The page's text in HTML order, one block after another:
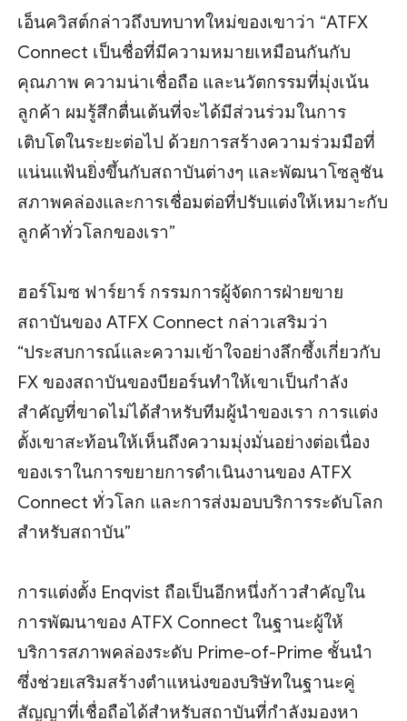
เอ็นควิสต์กล่าวถึงบทบาทใหม่ของเขาว่า “ATFX
Connect เป็นชื่อที่มีความหมายเหมือนกันกับ
คุณภาพ ความน่าเชื่อถือ และนวัตกรรมที่มุ่งเน้น
ลูกค้า ผมรู้สึกตื่นเต้นที่จะได้มีส่วนร่วมในการ
เติบโตในระยะต่อไป ด้วยการสร้างความร่วมมือที่
แน่นแฟ้นยิ่งขึ้นกับสถาบันต่างๆ และพัฒนาโซลูชัน
สภาพคล่องและการเชื่อมต่อที่ปรับแต่งให้เหมาะกับ
ลูกค้าทั่วโลกของเรา”
ฮอร์โมซ ฟาร์ยาร์ กรรมการผู้จัดการฝ่ายขาย
สถาบันของ ATFX Connect กล่าวเสริมว่า
“ประสบการณ์และความเข้าใจอย่างลึกซึ้งเกี่ยวกับ
FX ของสถาบันของบียอร์นทำให้เขาเป็นกำลัง
สำคัญที่ขาดไม่ได้สำหรับทีมผู้นำของเรา การแต่ง
ตั้งเขาสะท้อนให้เห็นถึงความมุ่งมั่นอย่างต่อเนื่อง
ของเราในการขยายการดำเนินงานของ ATFX
Connect ทั่วโลก และการส่งมอบบริการระดับโลก
สำหรับสถาบัน”
การแต่งตั้ง Enqvist ถือเป็นอีกหนึ่งก้าวสำคัญใน
การพัฒนาของ ATFX Connect ในฐานะผู้ให้
บริการสภาพคล่องระดับ Prime-of-Prime ชั้นนำ
ซึ่งช่วยเสริมสร้างตำแหน่งของบริษัทในฐานะคู่
สัญญาที่เชื่อถือได้สำหรับสถาบันที่กำลังมองหา